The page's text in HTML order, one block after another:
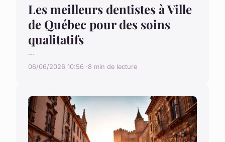
Les meilleurs dentistes à Ville
de Québec pour des soins
qualitatifs
...
06/06/2026 10:56 8 min de lecture